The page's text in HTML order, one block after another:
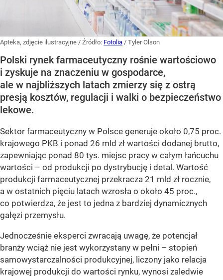
Apteka, zdjęcie ilustracyjne / Źródło: Fotolia / Tyler Olson
Polski rynek farmaceutyczny rośnie wartościowo
i zyskuje na znaczeniu w gospodarce,
ale w najbliższych latach zmierzy się z ostrą
presją kosztów, regulacji i walki o bezpieczeństwo
lekowe.
Sektor farmaceutyczny w Polsce generuje około 0,75 proc.
krajowego PKB i ponad 26 mld zł wartości dodanej brutto,
zapewniając ponad 80 tys. miejsc pracy w całym łańcuchu
wartości – od produkcji po dystrybucję i detal. Wartość
produkcji farmaceutycznej przekracza 21 mld zł rocznie,
a w ostatnich pięciu latach wzrosła o około 45 proc.,
co potwierdza, że jest to jedna z bardziej dynamicznych
gałęzi przemysłu.
Jednocześnie eksperci zwracają uwagę, że potencjał
branży wciąż nie jest wykorzystany w pełni – stopień
samowystarczalności produkcyjnej, liczony jako relacja
krajowej produkcji do wartości rynku, wynosi zaledwie